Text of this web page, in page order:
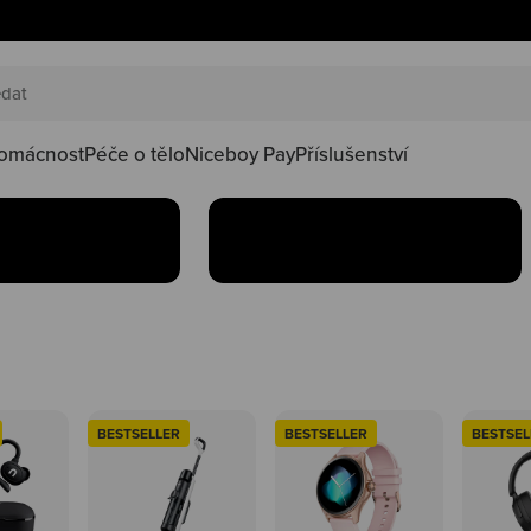
Péče o těloNiceboy PayPříslušenství
happy
ve
Oblíbené produkty teď
Koupit
BESTSELLER BESTSELLER